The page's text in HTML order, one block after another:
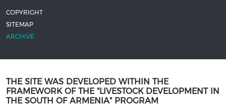
COPYRIGHT
SITEMAP
ARCHIVE
THE SITE WAS DEVELOPED WITHIN THE
FRAMEWORK OF THE "LIVESTOCK DEVELOPMENT IN
THE SOUTH OF ARMENIA" PROGRAM